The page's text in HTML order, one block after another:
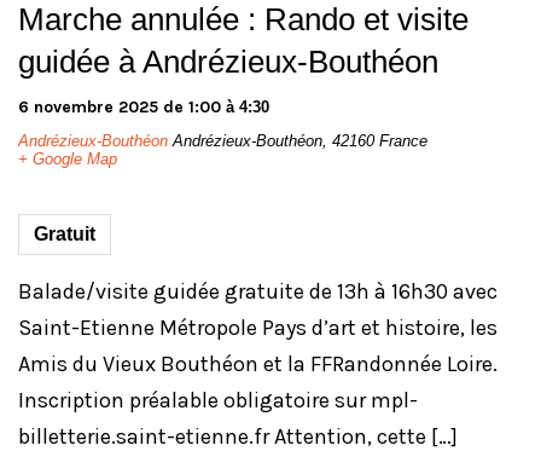
update
the
content
Marche annulée : Rando et visite
guidée à Andrézieux-Bouthéon
6 novembre 2025 de 1:00 à 4:30
Andrézieux-Bouthéon Andrézieux-Bouthéon 42160 France
+ Google Map
Gratuit
Balade/visite guidée gratuite de 13h à 16h30 avec
Saint-Etienne Métropole Pays d’art et histoire, les
Amis du Vieux Bouthéon et la FFRandonnée Loire.
Inscription préalable obligatoire sur mpl-
billetterie.saint-etienne.fr Attention, cette […]